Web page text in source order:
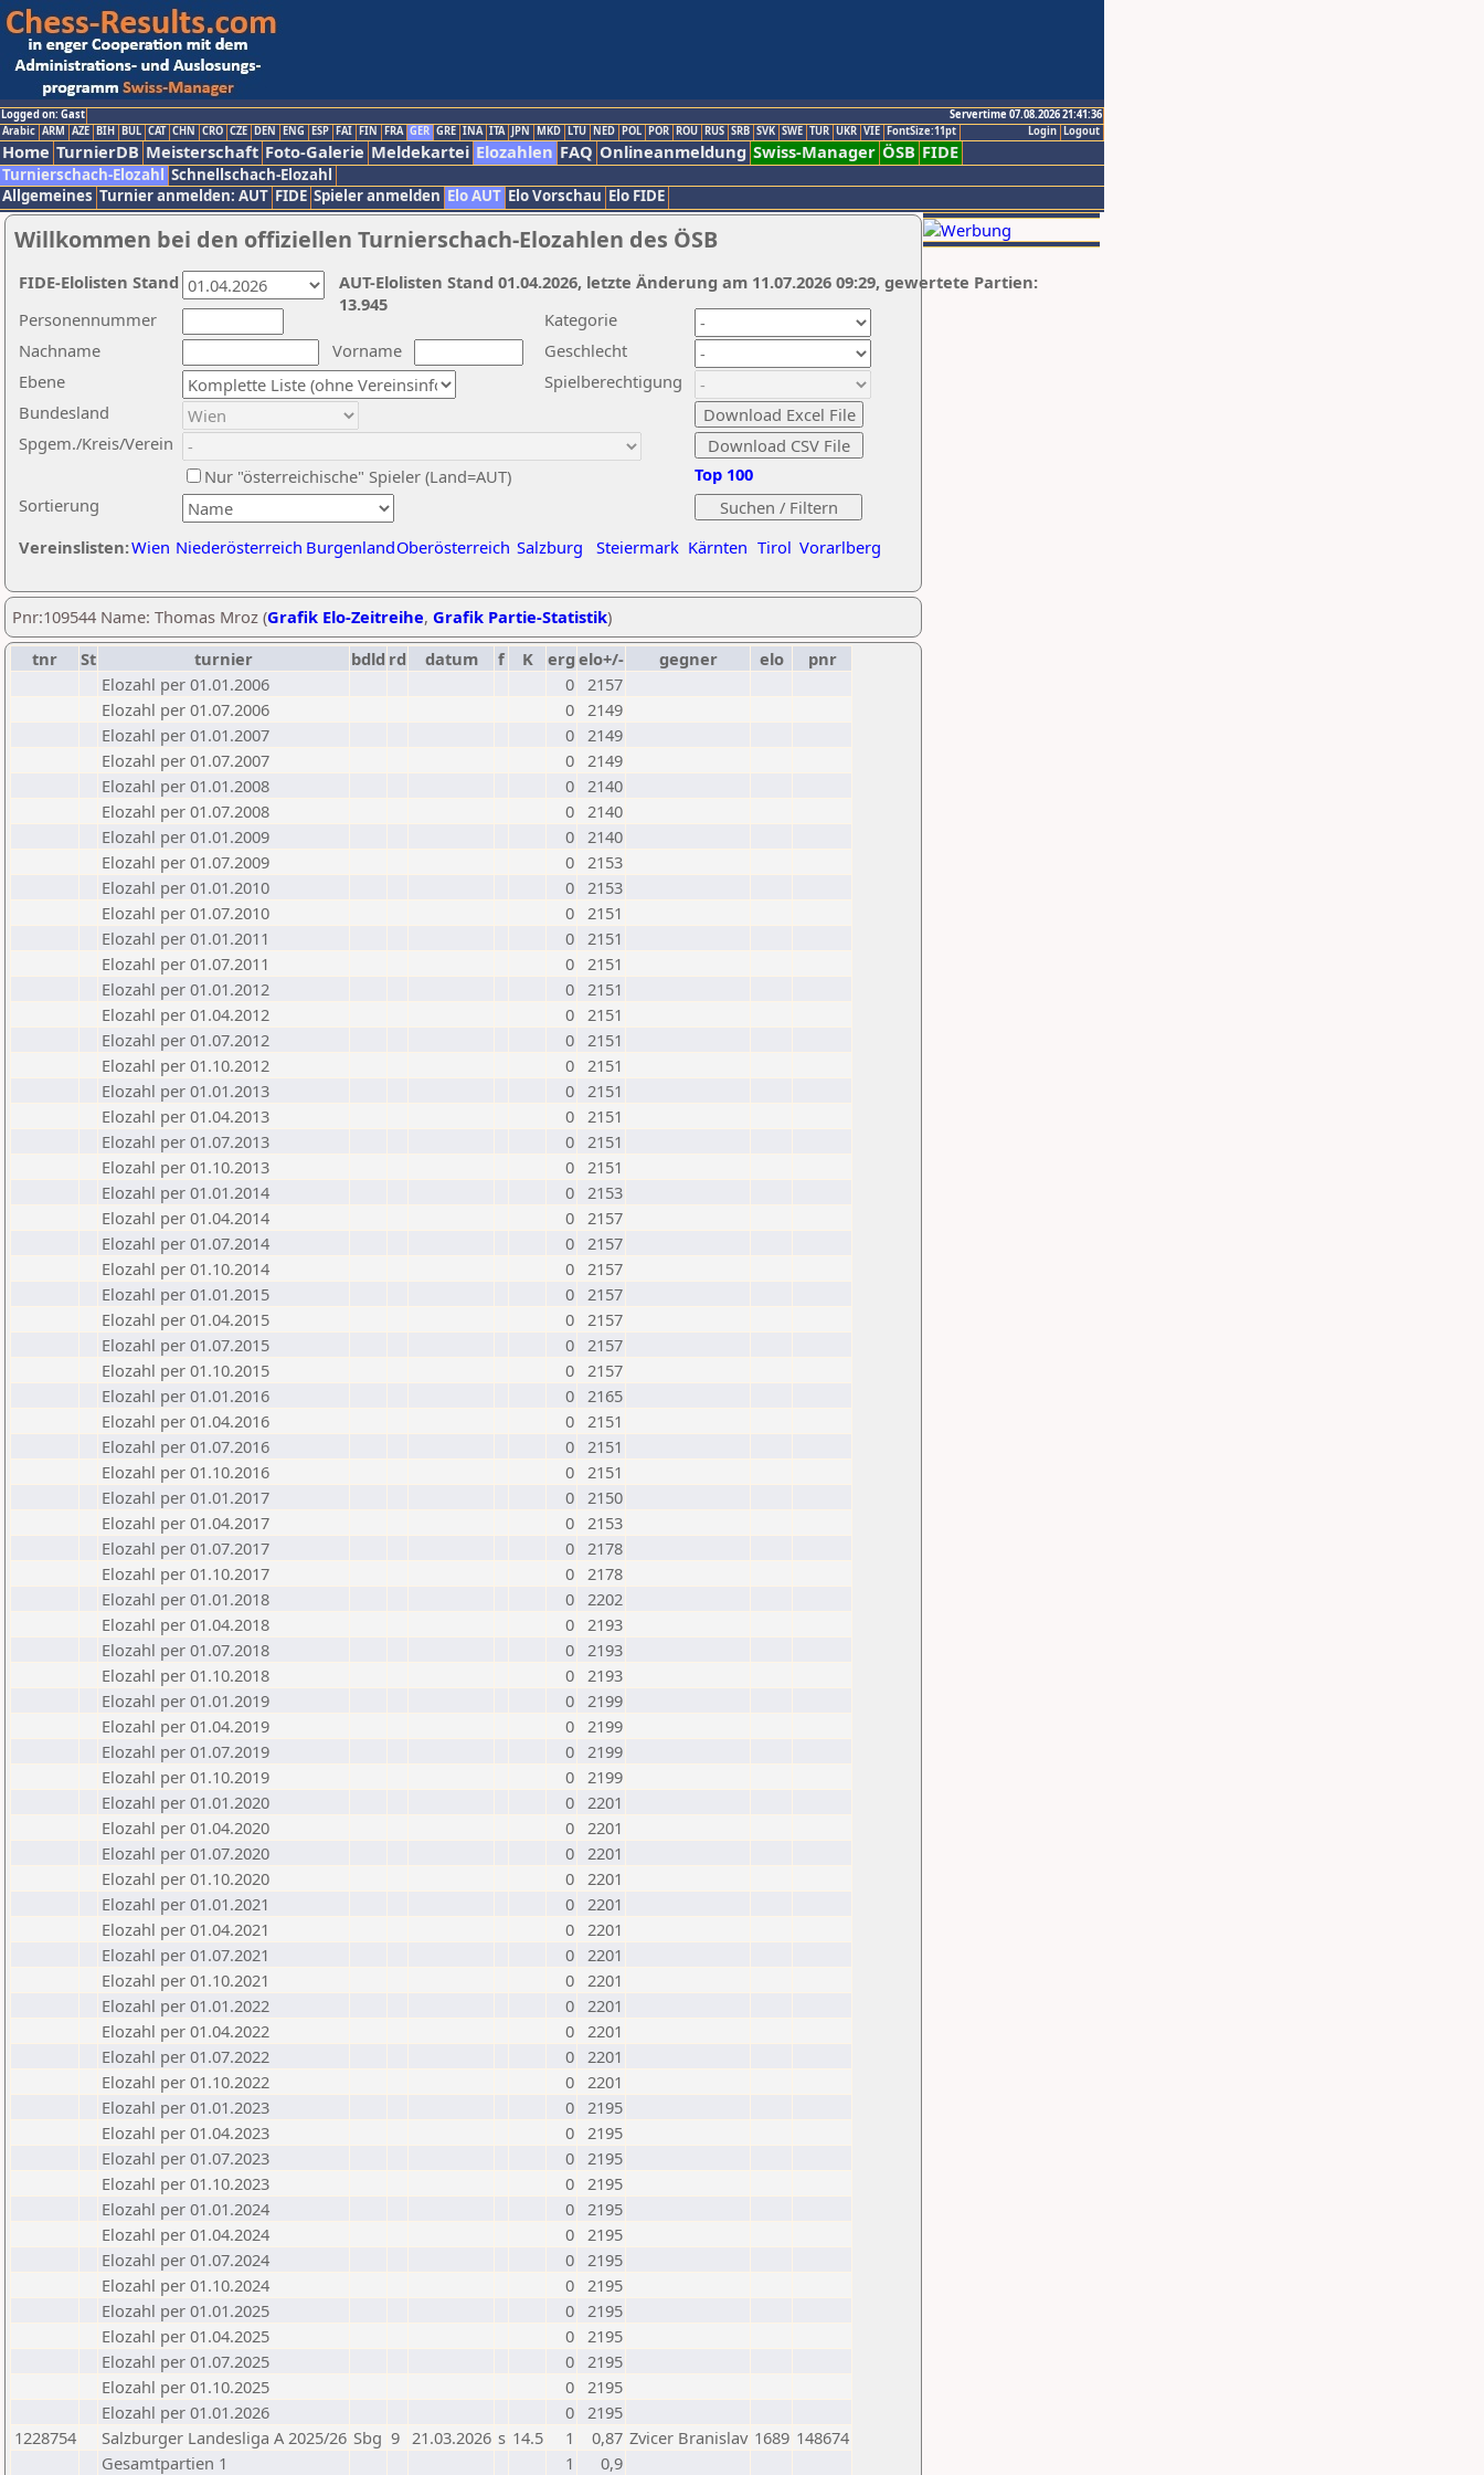
Logged on: Gast
Servertime 07.08.2026 21:41:36
Logout
Login
Arabic ARM AZE BIH BUL CAT CHN CRO CZE DEN ENG ESP FAI FIN FRA GER GRE INA ITA JPN MKD LTU NED POL POR ROU RUS SRB SVK SWE TUR UKR VIE FontSize:11pt
Home TurnierDB Meisterschaft Foto-Galerie Meldekartei Elozahlen FAQ Onlineanmeldung Swiss-Manager ÖSB FIDE
Turnierschach-Elozahl Schnellschach-Elozahl
Allgemeines Turnier anmelden: AUT FIDE Spieler anmelden Elo AUT Elo Vorschau Elo FIDE
Willkommen bei den offiziellen Turnierschach-Elozahlen des ÖSB
Nachname
Vorname
Ebene
Kategorie
Sortierung
Personennummer
Bundesland
Spgem./Kreis/Verein
Geschlecht
Nur "österreichische" Spieler (Land=AUT)
Spielberechtigung
Vereinslisten:Wien Niederösterreich BurgenlandOberösterreich Salzburg Steiermark Kärnten Tirol Vorarlberg
Top 100
AUT-Elolisten Stand 01.04.2026, letzte Änderung am 11.07.2026 09:29, gewertete Partien:
13.945
FIDE-Elolisten Stand
Pnr:109544 Name: Thomas Mroz (Grafik Elo-Zeitreihe, Grafik Partie-Statistik)
tnr
St turnier bdld rd datum f K erg elo+/- gegner elo
pnr
Elozahl per 01.01.2006
0 2157
Elozahl per 01.07.2006
0 2149
Elozahl per 01.01.2007
0 2149
Elozahl per 01.07.2007
0 2149
Elozahl per 01.01.2008
0 2140
Elozahl per 01.07.2008
0 2140
Elozahl per 01.01.2009
0 2140
Elozahl per 01.07.2009
0 2153
Elozahl per 01.01.2010
0 2153
Elozahl per 01.07.2010
0 2151
Elozahl per 01.01.2011
0 2151
Elozahl per 01.07.2011
0 2151
Elozahl per 01.01.2012
0 2151
Elozahl per 01.04.2012
0 2151
Elozahl per 01.07.2012
0 2151
Elozahl per 01.10.2012
0 2151
Elozahl per 01.01.2013
0 2151
Elozahl per 01.04.2013
0 2151
Elozahl per 01.07.2013
0 2151
Elozahl per 01.10.2013
0 2151
Elozahl per 01.01.2014
0 2153
Elozahl per 01.04.2014
0 2157
Elozahl per 01.07.2014
0 2157
Elozahl per 01.10.2014
0 2157
Elozahl per 01.01.2015
0 2157
Elozahl per 01.04.2015
0 2157
Elozahl per 01.07.2015
0 2157
Elozahl per 01.10.2015
0 2157
Elozahl per 01.01.2016
0 2165
Elozahl per 01.04.2016
0 2151
Elozahl per 01.07.2016
0 2151
Elozahl per 01.10.2016
0 2151
Elozahl per 01.01.2017
0 2150
Elozahl per 01.04.2017
0 2153
Elozahl per 01.07.2017
0 2178
Elozahl per 01.10.2017
0 2178
Elozahl per 01.01.2018
0 2202
Elozahl per 01.04.2018
0 2193
Elozahl per 01.07.2018
0 2193
Elozahl per 01.10.2018
0 2193
Elozahl per 01.01.2019
0 2199
Elozahl per 01.04.2019
0 2199
Elozahl per 01.07.2019
0 2199
Elozahl per 01.10.2019
0 2199
Elozahl per 01.01.2020
0 2201
Elozahl per 01.04.2020
0 2201
Elozahl per 01.07.2020
0 2201
Elozahl per 01.10.2020
0 2201
Elozahl per 01.01.2021
0 2201
Elozahl per 01.04.2021
0 2201
Elozahl per 01.07.2021
0 2201
Elozahl per 01.10.2021
0 2201
Elozahl per 01.01.2022
0 2201
Elozahl per 01.04.2022
0 2201
Elozahl per 01.07.2022
0 2201
Elozahl per 01.10.2022
0 2201
Elozahl per 01.01.2023
0 2195
Elozahl per 01.04.2023
0 2195
Elozahl per 01.07.2023
0 2195
Elozahl per 01.10.2023
0 2195
Elozahl per 01.01.2024
0 2195
Elozahl per 01.04.2024
0 2195
Elozahl per 01.07.2024
0 2195
Elozahl per 01.10.2024
0 2195
Elozahl per 01.01.2025
0 2195
Elozahl per 01.04.2025
0 2195
Elozahl per 01.07.2025
0 2195
Elozahl per 01.10.2025
0 2195
Elozahl per 01.01.2026
0 2195
1228754
Salzburger Landesliga A 2025/26 Sbg 9 21.03.2026 s 14.5 1 0,87 Zvicer Branislav 1689 148674
Gesamtpartien 1
1 0,9